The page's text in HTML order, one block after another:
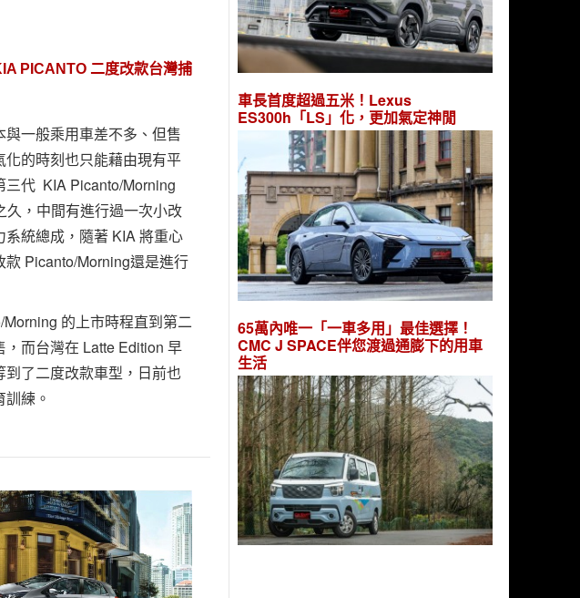
PICANTO 二度改款台灣捕
一般乘用車差不多、但售
的時刻也只能藉由現有平
三代 KIA Picanto/Morning
久，中間有進行過一次小改
統總成，隨著 KIA 將重心
Picanto/Morning還是進行
的上市時程直到第二
而台灣在 Latte Edition 早
了二度改款車型，日前也
練。
車長首度超過五米！Lexus
ES300h「LS」化，更加氣定神閒
65萬內唯一「一車多用」最佳選擇！
CMC J SPACE伴您渡過通膨下的用車
生活